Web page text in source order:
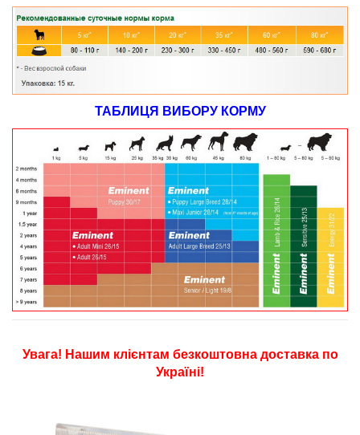
ТАБЛИЦЯ ВИБОРУ КОРМУ
Увага! Нашим клієнтам безкоштовна доставка по
Україні!